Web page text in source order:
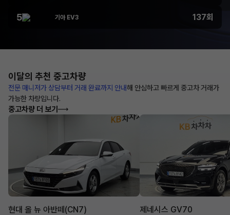
5 기아 EV3 137회
이달의 추천 중고차량
전문 매니저가 상담부터 거래 완료까지 안내해 안심하고 빠르게 중고차 거래가
가능한 차량입니다.
중고차량 더 보기
현대 올 뉴 아반떼(CN7) 제네시스 GV70